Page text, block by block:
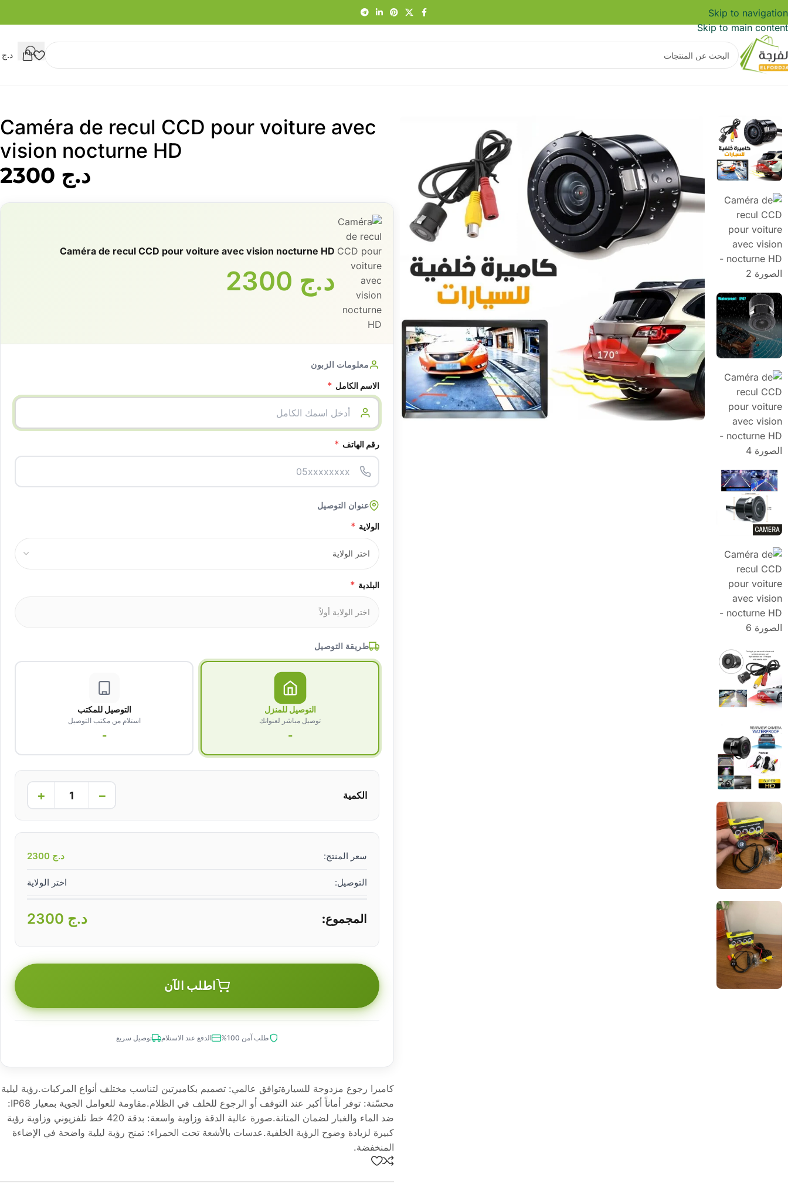
Skip to navigation
Skip to main content
د.ج
Caméra de recul CCD pour voiture avec
vision nocturne HD
د.ج
Caméra de recul CCD pour voiture avec vision nocturne HD
د.ج
معلومات الزبون
الاسم الكامل *
رقم الهاتف *
عنوان التوصيل
الولاية *
البلدية *
طريقة التوصيل
التوصيل للمنزل
توصيل مباشر لعنوانك
-
التوصيل للمكتب
استلام من مكتب التوصيل
-
الكمية −
+
سعر المنتج: د.ج
التوصيل: اختر الولاية
المجموع: د.ج
اطلب الآن
طلب آمن 100% الدفع عند الاستلام توصيل سريع
كاميرا رجوع مزدوجة للسيارةتوافق عالمي: تصميم بكاميرتين لتناسب مختلف أنواع المركبات.رؤية ليلية
محسّنة: توفر أماناً أكبر عند التوقف أو الرجوع للخلف في الظلام.مقاومة للعوامل الجوية بمعيار IP68:
ضد الماء والغبار لضمان المتانة.صورة عالية الدقة وزاوية واسعة: بدقة 420 خط تلفزيوني وزاوية رؤية
كبيرة لزيادة وضوح الرؤية الخلفية.عدسات بالأشعة تحت الحمراء: تمنح رؤية ليلية واضحة في الإضاءة
المنخفضة.